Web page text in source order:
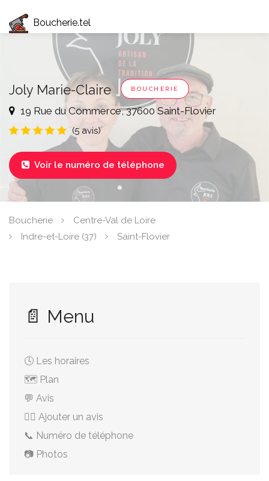
Boucherie.tel
Joly Marie-Claire BOUCHERIE
19 Rue du Commerce, 37600 Saint-Flovier
(5 avis)
 Voir le numéro de téléphone
Boucherie
Centre-Val de Loire
Indre-et-Loire (37)
Saint-Flovier
📄 Menu
🕓 Les horaires
🗺️ Plan
💬 Avis
✍🏻 Ajouter un avis
📞 Numéro de téléphone
📷 Photos